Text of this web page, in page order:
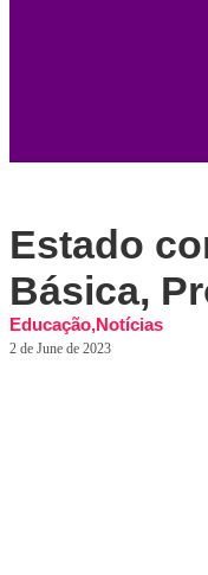
Estado
Básica,
Educação,Notícias
2 de June de 2023